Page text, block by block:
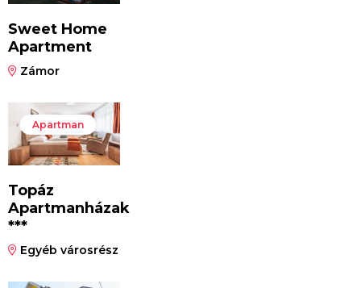
Sweet Home
Apartment
Zámor
Apartman
Topáz
Apartmanházak
***
Egyéb városrész